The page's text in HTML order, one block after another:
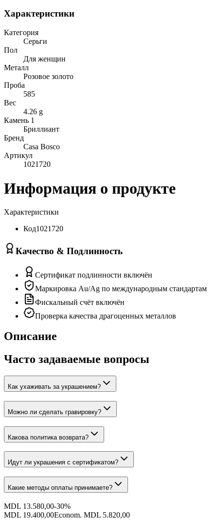
Характеристики
Категория
Серьги
Пол
Для женщин
Металл
Розовое золото
Проба
585
Вес
4.26 g
Камень 1
Бриллиант
Бренд
Casa Bosco
Артикул
1021720
Информация о продукте
Характеристики
Код1021720
Качество & Подлинность
Сертификат подлинности включён
Маркировка Au/Ag по международным стандартам
Фискальный счёт включён
Проверка качества драгоценных металлов
Описание
Часто задаваемые вопросы
Как ухаживать за украшением?
Можно ли сделать гравировку?
Какова политика возврата?
Идут ли украшения с сертификатом?
Какие методы оплаты принимаете?
MDL 13.580,00-30%
MDL 19.400,00Econom. MDL 5.820,00